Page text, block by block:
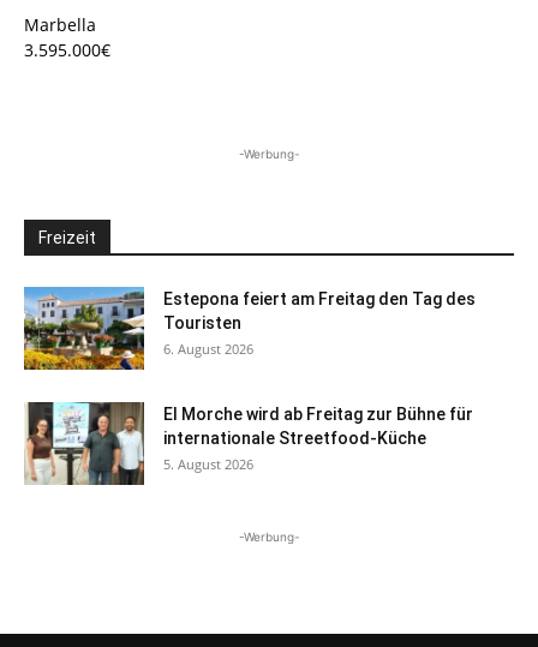
Marbella
3.595.000€
-Werbung-
Freizeit
Estepona feiert am Freitag den Tag des
Touristen
6. August 2026
El Morche wird ab Freitag zur Bühne für
internationale Streetfood-Küche
5. August 2026
-Werbung-